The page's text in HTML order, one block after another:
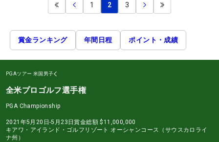
1 2 3
賞金ランキング 年間日程 ポイント・成績
PGAツアー 米国男子
全米プロゴルフ選手権
PGA Championship
2021年5月20日-5月23日賞金総額 $11,000,000
キアワ・アイランド・ゴルフリゾート オーシャンコース（サウスカロライ
ナ州）